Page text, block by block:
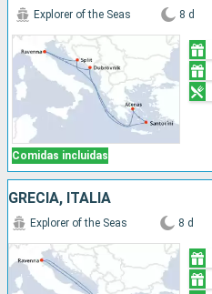
Comidas incluidas
Explorer of the Seas 8 d
GRECIA, ITALIA
Explorer of the Seas 8 d